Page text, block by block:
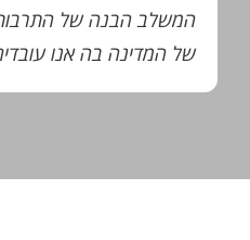
המשלב הבנה של
של המדינה בה אנו